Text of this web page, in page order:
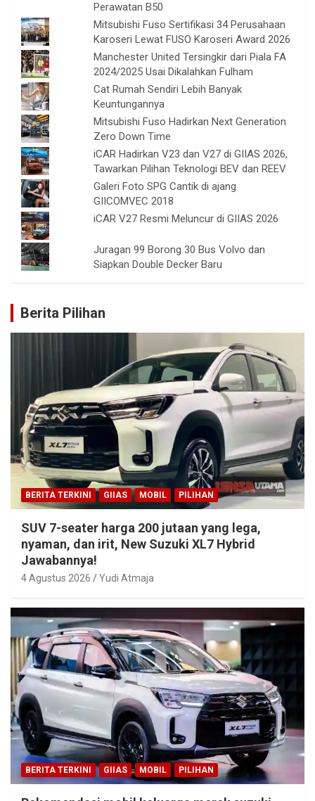
Perawatan B50
Mitsubishi Fuso Sertifikasi 34 Perusahaan
Karoseri Lewat FUSO Karoseri Award 2026
Manchester United Tersingkir dari Piala FA
2024/2025 Usai Dikalahkan Fulham
Cat Rumah Sendiri Lebih Banyak
Keuntungannya
Mitsubishi Fuso Hadirkan Next Generation
Zero Down Time
iCAR Hadirkan V23 dan V27 di GIIAS 2026,
Tawarkan Pilihan Teknologi BEV dan REEV
Galeri Foto SPG Cantik di ajang
GIICOMVEC 2018
iCAR V27 Resmi Meluncur di GIIAS 2026
Juragan 99 Borong 30 Bus Volvo dan
Siapkan Double Decker Baru
Berita Pilihan
BERITA TERKINI GIIAS MOBIL PILIHAN
SUV 7-seater harga 200 jutaan yang lega,
nyaman, dan irit, New Suzuki XL7 Hybrid
Jawabannya!
4 Agustus 2026 Yudi Atmaja
BERITA TERKINI GIIAS MOBIL PILIHAN